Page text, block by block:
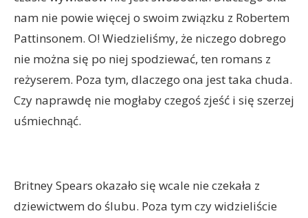
nam nie powie więcej o swoim związku z Robertem
Pattinsonem. O! Wiedzieliśmy, że niczego dobrego
nie można się po niej spodziewać, ten romans z
reżyserem. Poza tym, dlaczego ona jest taka chuda.
Czy naprawdę nie mogłaby czegoś zjeść i się szerzej
uśmiechnąć.
Britney Spears okazało się wcale nie czekała z
dziewictwem do ślubu. Poza tym czy widzieliście